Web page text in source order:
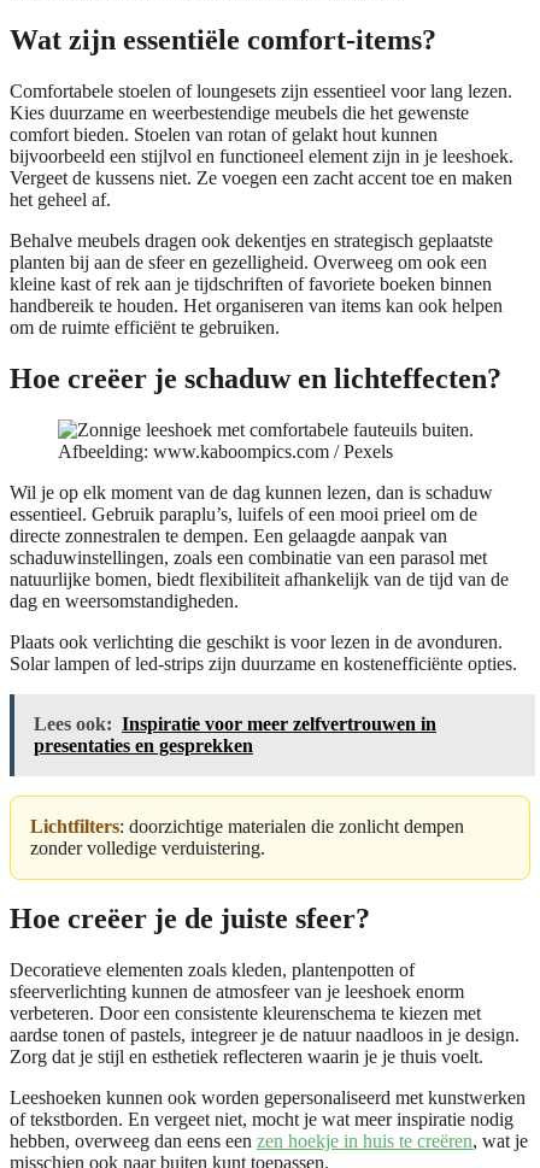
Wat zijn essentiële comfort-items?
Comfortabele stoelen of loungesets zijn essentieel voor lang lezen.
Kies duurzame en weerbestendige meubels die het gewenste
comfort bieden. Stoelen van rotan of gelakt hout kunnen
bijvoorbeeld een stijlvol en functioneel element zijn in je leeshoek.
Vergeet de kussens niet. Ze voegen een zacht accent toe en maken
het geheel af.
Behalve meubels dragen ook dekentjes en strategisch geplaatste
planten bij aan de sfeer en gezelligheid. Overweeg om ook een
kleine kast of rek aan je tijdschriften of favoriete boeken binnen
handbereik te houden. Het organiseren van items kan ook helpen
om de ruimte efficiënt te gebruiken.
Hoe creëer je schaduw en lichteffecten?
Afbeelding: www.kaboompics.com / Pexels
Wil je op elk moment van de dag kunnen lezen, dan is schaduw
essentieel. Gebruik paraplu’s, luifels of een mooi prieel om de
directe zonnestralen te dempen. Een gelaagde aanpak van
schaduwinstellingen, zoals een combinatie van een parasol met
natuurlijke bomen, biedt flexibiliteit afhankelijk van de tijd van de
dag en weersomstandigheden.
Plaats ook verlichting die geschikt is voor lezen in de avonduren.
Solar lampen of led-strips zijn duurzame en kostenefficiënte opties.
Lees ook: Inspiratie voor meer zelfvertrouwen in
presentaties en gesprekken
Lichtfilters: doorzichtige materialen die zonlicht dempen
zonder volledige verduistering.
Hoe creëer je de juiste sfeer?
Decoratieve elementen zoals kleden, plantenpotten of
sfeerverlichting kunnen de atmosfeer van je leeshoek enorm
verbeteren. Door een consistente kleurenschema te kiezen met
aardse tonen of pastels, integreer je de natuur naadloos in je design.
Zorg dat je stijl en esthetiek reflecteren waarin je je thuis voelt.
Leeshoeken kunnen ook worden gepersonaliseerd met kunstwerken
of tekstborden. En vergeet niet, mocht je wat meer inspiratie nodig
hebben, overweeg dan eens een zen hoekje in huis te creëren, wat je
misschien ook naar buiten kunt toepassen.